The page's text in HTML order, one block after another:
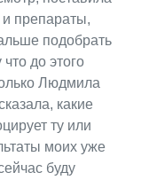
и препараты,
подобрать
до этого
Людмила
какие
ту или
моих уже
буду